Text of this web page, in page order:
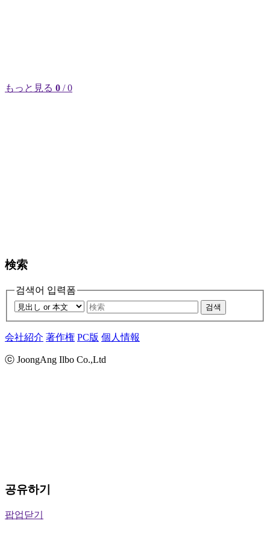
もっと見る 0 / 0
検索
검색어 입력폼
검색
会社紹介 著作権 PC版 個人情報
ⓒ JoongAng Ilbo Co.,Ltd
공유하기
팝업닫기